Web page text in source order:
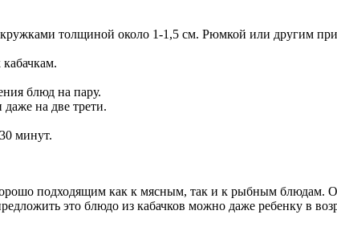
толщиной около 1-1,5 см. Рюмкой или другим
блюд на пару.
на две трети.
минут.
подходящим как к мясным, так и к рыбным блюдам.
это блюдо из кабачков можно даже ребенку в